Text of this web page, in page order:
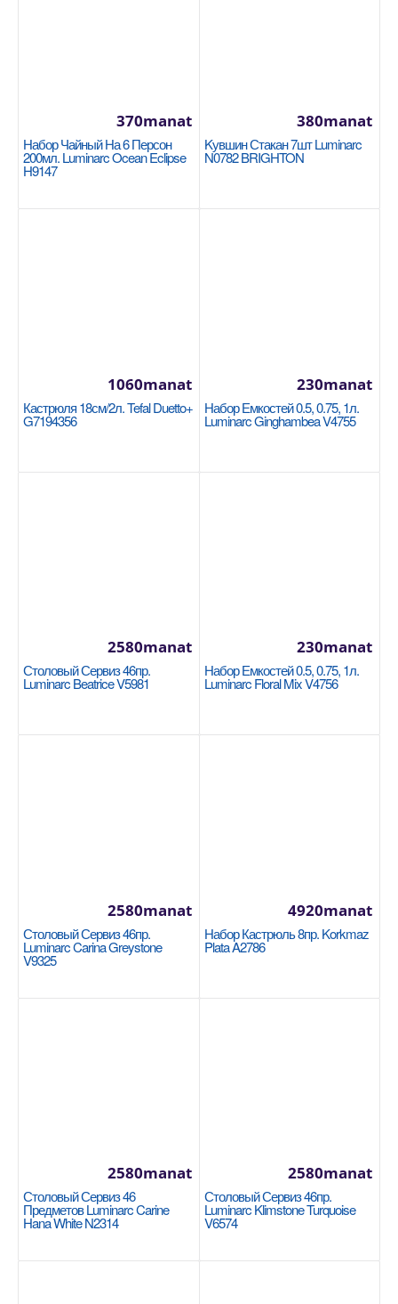
Кастрюля 24x7cm / 2.8л Korkmaz Galaksi
A2953
KORKMAZ
Размеры: 24х7 см - 2,8 литра Покрытие с
Добавь в сравнения
В избранные
Кастрюля 28x17cm / 10.2л Korkmaz Proline
A1163
Размер: 28x17cm / 10.2л 18/10 Cr-Ni нержавеющая
Добавь в сравнения
В избранные
Стеклянная крышка 22см Tefal Cocoon
04197722
Набор Чайный На 6 Персон
200мл. Luminarc Ocean Eclipse
H9147
370manat
Kувшин Стакан 7шт Luminarc
N0782 BRIGHTON
380manat
Кастрюля 18см/2л. Tefal Duetto+
G7194356
1060manat
Набор Емкостей 0.5, 0.75, 1л.
Luminarc Ginghambea V4755
230manat
Столовый Сервиз 46пр.
Luminarc Beatrice V5981
2580manat
Набор Емкостей 0.5, 0.75, 1л.
Luminarc Floral Mix V4756
230manat
Столовый Сервиз 46пр.
Luminarc Carina Greystone
V9325
2580manat
Набор Кастрюль 8пр. Korkmaz
Plata A2786
4920manat
Столовый Сервиз 46
Предметов Luminarc Carine
Hana White N2314
2580manat
Столовый Сервиз 46пр.
Luminarc Klimstone Turquoise
V6574
2580manat